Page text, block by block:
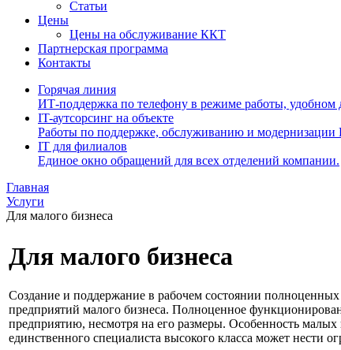
Статьи
Цены
Цены на обслуживание ККТ
Партнерская программа
Контакты
Горячая линия
ИТ-поддержка по телефону в режиме работы, удобном
IT-аутсорсинг на объекте
Работы по поддержке, обслуживанию и модернизации
IT для филиалов
Единое окно обращений для всех отделений компании.
Главная
Услуги
Для малого бизнеса
Для малого бизнеса
Создание и поддержание в рабочем состоянии
предприятий малого бизнеса. Полноценное
предприятию, несмотря на его размеры. Особенность малых
единственного специалиста высокого класса может нести